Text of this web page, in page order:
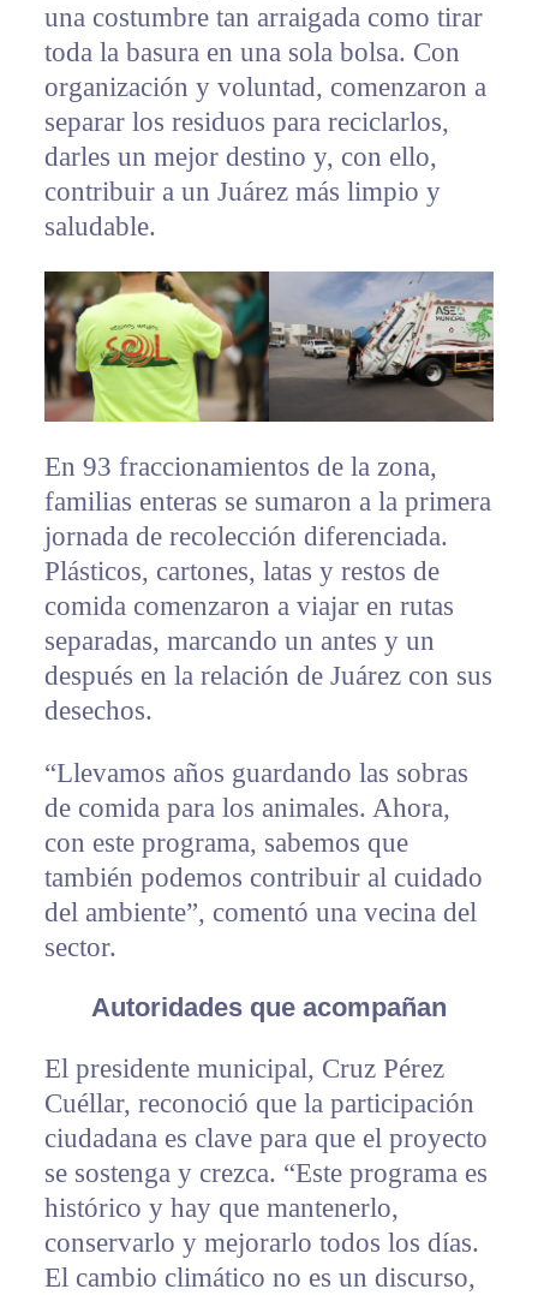
una costumbre tan arraigada como tirar
toda la basura en una sola bolsa. Con
organización y voluntad, comenzaron a
separar los residuos para reciclarlos,
darles un mejor destino y, con ello,
contribuir a un Juárez más limpio y
saludable.
En 93 fraccionamientos de la zona,
familias enteras se sumaron a la primera
jornada de recolección diferenciada.
Plásticos, cartones, latas y restos de
comida comenzaron a viajar en rutas
separadas, marcando un antes y un
después en la relación de Juárez con sus
desechos.
“Llevamos años guardando las sobras
de comida para los animales. Ahora,
con este programa, sabemos que
también podemos contribuir al cuidado
del ambiente”, comentó una vecina del
sector.
Autoridades que acompañan
El presidente municipal, Cruz Pérez
Cuéllar, reconoció que la participación
ciudadana es clave para que el proyecto
se sostenga y crezca. “Este programa es
histórico y hay que mantenerlo,
conservarlo y mejorarlo todos los días.
El cambio climático no es un discurso,